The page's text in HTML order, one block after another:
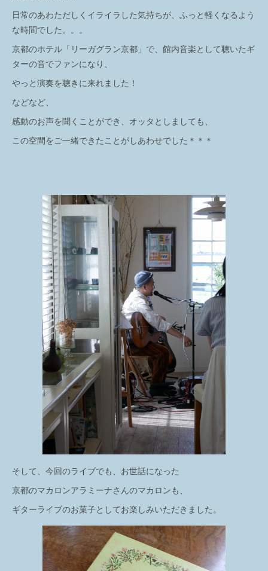
日常のあわただしくイライラした気持ちが、ふっと軽くなるよう
な時間でした。。。
京都のホテル「リーガグラン京都」で、館内音楽として聴いたギ
ターの音でファンになり、
やっと演奏を聴きに来れました！
などなど、
感動のお声を聞くことができ、オッタとしましても、
この空間をご一緒できたことがしあわせでした＊＊＊
そして、今回のライブでも、お世話になった
京都のマカロンアラミーナさんのマカロンも、
ギターライブのお菓子としてお楽しみいただきました。